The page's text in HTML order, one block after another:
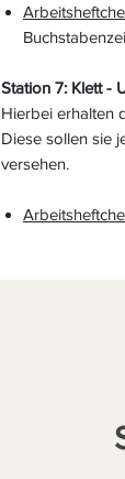
Station 7: Klett -
Hierbei erhalten
Diese sollen sie
versehen.